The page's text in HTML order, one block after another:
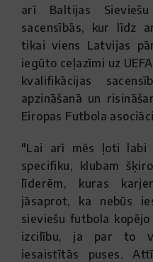
arī Baltijas
sacensībās, kur līdz
tikai viens Latvijas
iegūto ceļazīmi uz
kvalifikācijas
apzināšanā un
Eiropas Futbola
"Lai arī mēs ļoti labi
specifiku, klubam
līderēm, kuras
jāsaprot, ka nebūs
sieviešu futbola
izcilību, ja par to
iesaistītās puses.